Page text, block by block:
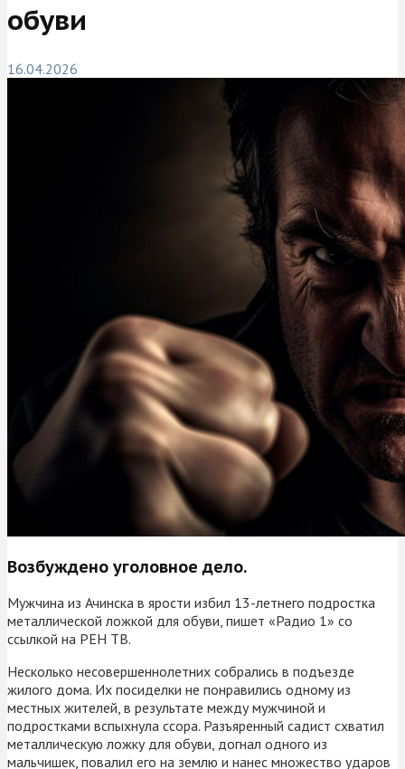
обуви
16.04.2026
Возбуждено уголовное дело.
Мужчина из Ачинска в ярости избил 13-летнего подростка
металлической ложкой для обуви, пишет «Радио 1» со
ссылкой на РЕН ТВ.
Несколько несовершеннолетних собрались в подъезде
жилого дома. Их посиделки не понравились одному из
местных жителей, в результате между мужчиной и
подростками вспыхнула ссора. Разъяренный садист схватил
металлическую ложку для обуви, догнал одного из
мальчишек, повалил его на землю и нанес множество ударов